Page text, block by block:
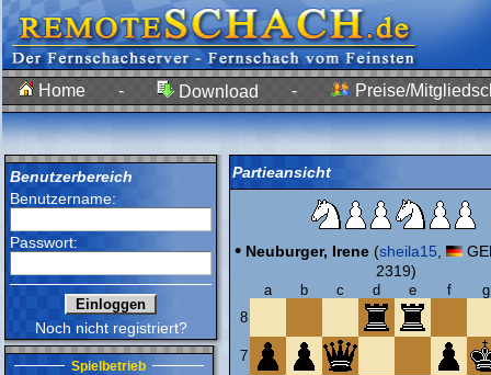
Home - Download - Preise/
Benutzerbereich
Benutzername:
Passwort:
Noch nicht registriert?
Spielbetrieb
Partieansicht
• Neuburger, Irene (sheila15
2319)
a b c d e f
g
8
7